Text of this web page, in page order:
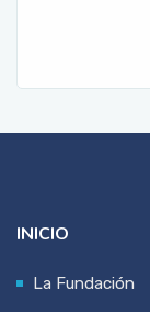
INICIO
La Fundación